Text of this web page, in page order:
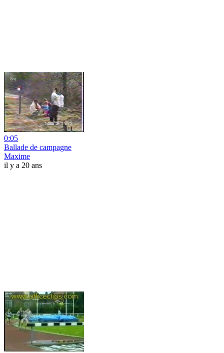
0:05
Ballade de campagne
Maxime
il y a 20 ans